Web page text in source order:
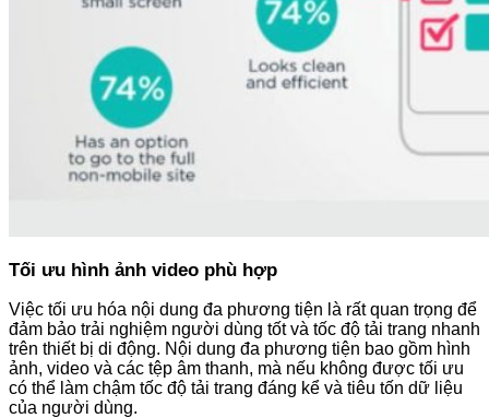
Tối ưu hình ảnh video phù hợp
Việc tối ưu hóa nội dung đa phương tiện là rất quan trọng để
đảm bảo trải nghiệm người dùng tốt và tốc độ tải trang nhanh
trên thiết bị di động. Nội dung đa phương tiện bao gồm hình
ảnh, video và các tệp âm thanh, mà nếu không được tối ưu
có thể làm chậm tốc độ tải trang đáng kể và tiêu tốn dữ liệu
của người dùng.